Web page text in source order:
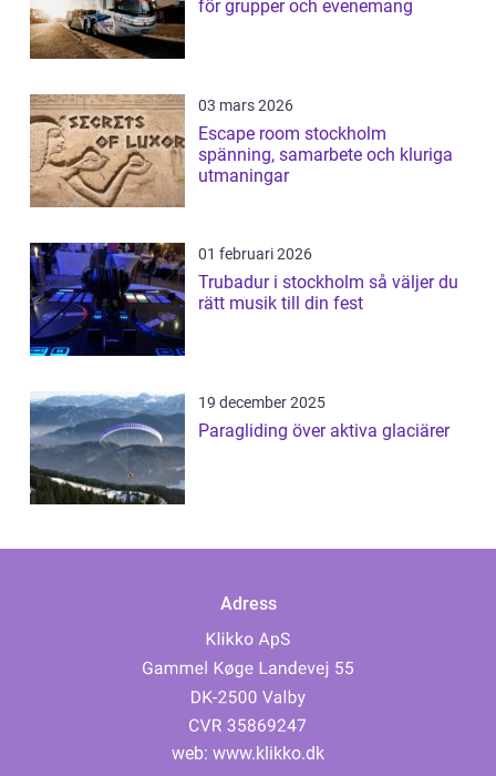
för grupper och evenemang
03 mars 2026
Escape room stockholm
spänning, samarbete och kluriga
utmaningar
01 februari 2026
Trubadur i stockholm så väljer du
rätt musik till din fest
19 december 2025
Paragliding över aktiva glaciärer
Adress
web: www.klikko.dk